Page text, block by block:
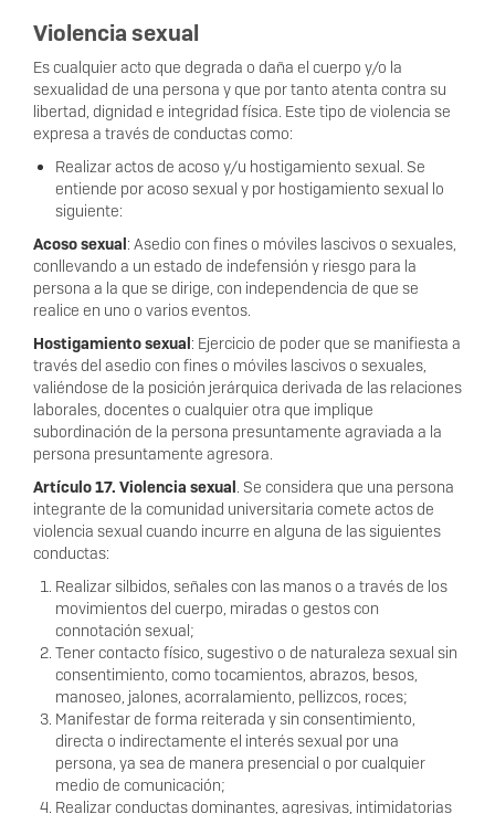
Violencia sexual
Es cualquier acto que degrada o daña el cuerpo y/o la
sexualidad de una persona y que por tanto atenta contra su
libertad, dignidad e integridad física. Este tipo de violencia se
expresa a través de conductas como:
Realizar actos de acoso y/u hostigamiento sexual. Se
entiende por acoso sexual y por hostigamiento sexual lo
siguiente:
Acoso sexual : Asedio con ﬁnes o móviles lascivos o sexuales,
conllevando a un estado de indefensión y riesgo para la
persona a la que se dirige, con independencia de que se
realice en uno o varios eventos.
Hostigamiento sexual : Ejercicio de poder que se maniﬁesta a
través del asedio con ﬁnes o móviles lascivos o sexuales,
valiéndose de la posición jerárquica derivada de las relaciones
laborales, docentes o cualquier otra que implique
subordinación de la persona presuntamente agraviada a la
persona presuntamente agresora.
Artículo 17. Violencia sexual . Se considera que una persona
integrante de la comunidad universitaria comete actos de
violencia sexual cuando incurre en alguna de las siguientes
conductas:
Realizar silbidos, señales con las manos o a través de los
movimientos del cuerpo, miradas o gestos con
connotación sexual;
Tener contacto físico, sugestivo o de naturaleza sexual sin
consentimiento, como tocamientos, abrazos, besos,
manoseo, jalones, acorralamiento, pellizcos, roces;
Manifestar de forma reiterada y sin consentimiento,
directa o indirectamente el interés sexual por una
persona, ya sea de manera presencial o por cualquier
medio de comunicación;
Realizar conductas dominantes, agresivas, intimidatorias